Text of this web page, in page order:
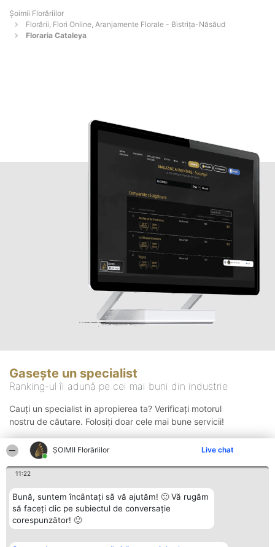
ȘOIMII Florăriilor Live chat
11:22
Bună, suntem încântați să vă ajutăm! 🙂 Vă rugăm
să faceți clic pe subiectul de conversație
corespunzător! 🙂
Șoimii Florăriilor
Florării, Flori Online, Aranjamente Florale - Bistriţa-Năsăud
Floraria Cataleya
Gasește un specialist
Ranking-ul îi adună pe cei mai buni din industrie
Cauți un specialist in apropierea ta? Verificați motorul
nostru de căutare. Folosiți doar cele mai bune servicii!